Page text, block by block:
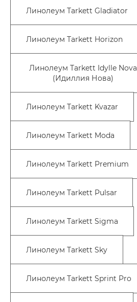
Линолеум Tarkett Gladiator
Линолеум Tarkett Horizon
Линолеум Tarkett Idylle Nova
(Идиллия Нова)
Линолеум Tarkett Kvazar
Линолеум Tarkett Moda
Линолеум Tarkett Premium
Линолеум Tarkett Pulsar
Линолеум Tarkett Sigma
Линолеум Tarkett Sky
Линолеум Tarkett Sprint Pro